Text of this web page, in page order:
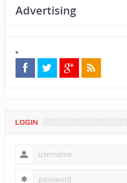
Advertising
LOGIN